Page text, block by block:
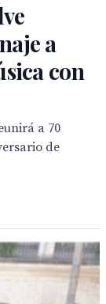
a
con
a 70
de